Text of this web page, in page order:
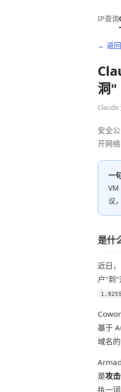
IP查询
← 返
洞"
Claude
安全
开网
一
VM
议
是什
近日
户"到
基于
域名
是攻
执一词